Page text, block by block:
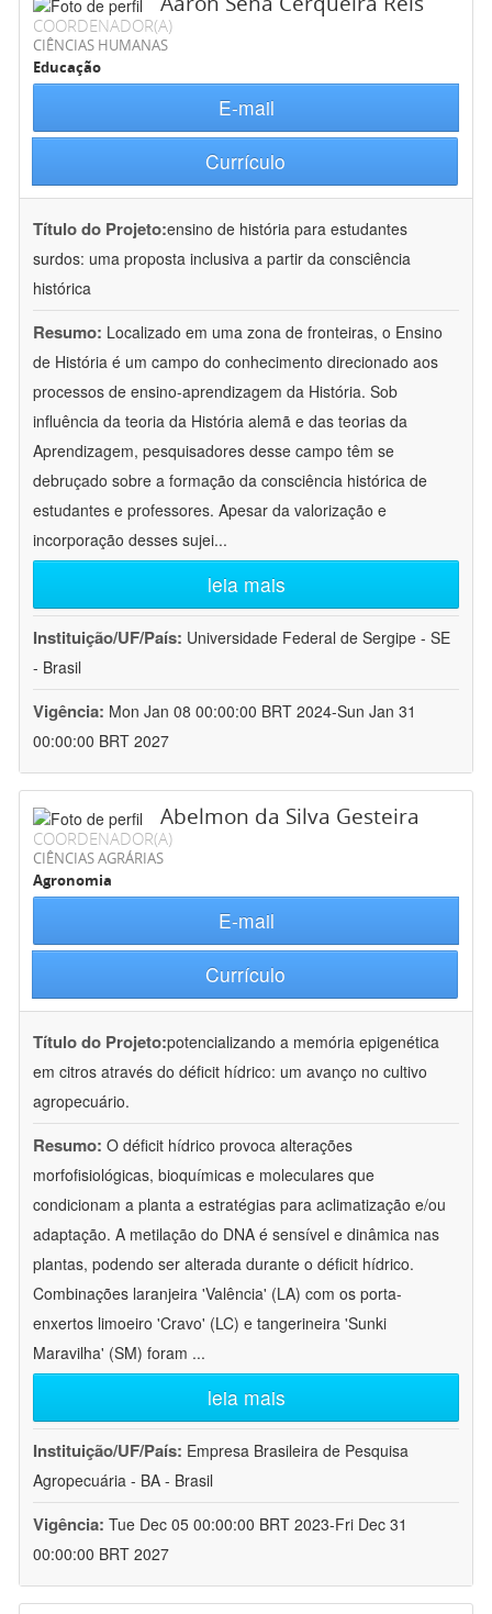
COORDENADOR(A)
CIÊNCIAS HUMANAS
Educação
E-mail
Currículo
Título do Projeto:ensino de história para estudantes
surdos: uma proposta inclusiva a partir da consciência
histórica
Resumo: Localizado em uma zona de fronteiras, o Ensino
de História é um campo do conhecimento direcionado aos
processos de ensino-aprendizagem da História. Sob
influência da teoria da História alemã e das teorias da
Aprendizagem, pesquisadores desse campo têm se
debruçado sobre a formação da consciência histórica de
estudantes e professores. Apesar da valorização e
incorporação desses sujei...
leia mais
Instituição/UF/País: Universidade Federal de Sergipe - SE
- Brasil
Vigência: Mon Jan 08 00:00:00 BRT 2024-Sun Jan 31
00:00:00 BRT 2027
Abelmon da Silva Gesteira
COORDENADOR(A)
CIÊNCIAS AGRÁRIAS
Agronomia
E-mail
Currículo
Título do Projeto:potencializando a memória epigenética
em citros através do déficit hídrico: um avanço no cultivo
agropecuário.
Resumo: O déficit hídrico provoca alterações
morfofisiológicas, bioquímicas e moleculares que
condicionam a planta a estratégias para aclimatização e/ou
adaptação. A metilação do DNA é sensível e dinâmica nas
plantas, podendo ser alterada durante o déficit hídrico.
Combinações laranjeira 'Valência' (LA) com os porta-
enxertos limoeiro 'Cravo' (LC) e tangerineira 'Sunki
Maravilha' (SM) foram ...
leia mais
Instituição/UF/País: Empresa Brasileira de Pesquisa
Agropecuária - BA - Brasil
Vigência: Tue Dec 05 00:00:00 BRT 2023-Fri Dec 31
00:00:00 BRT 2027